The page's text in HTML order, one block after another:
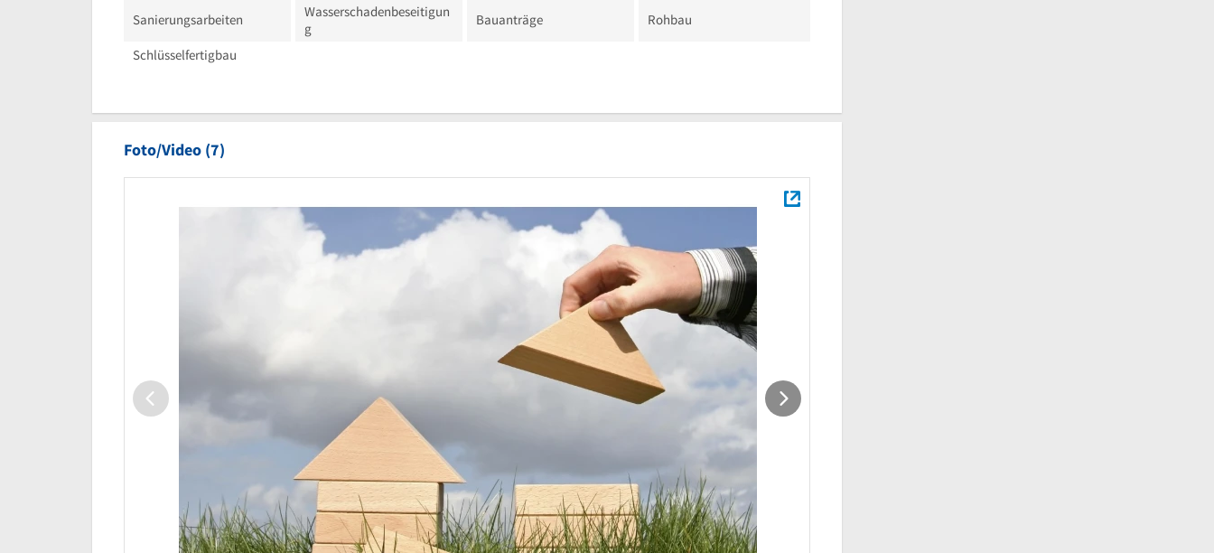
Sanierungsarbeiten
Wasserschadenbeseitigun
g
Bauanträge Rohbau
Schlüsselfertigbau
Foto/Video (7)